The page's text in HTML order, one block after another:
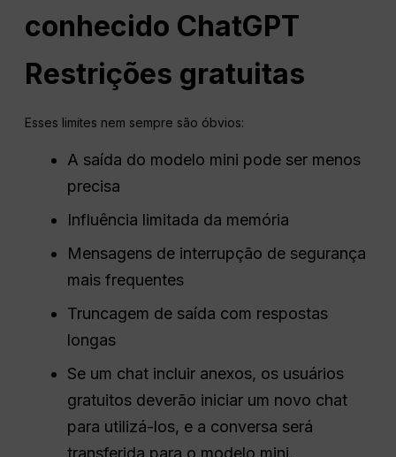
conhecido ChatGPT
Restrições gratuitas
Esses limites nem sempre são óbvios:
A saída do modelo mini pode ser menos
precisa
Influência limitada da memória
Mensagens de interrupção de segurança
mais frequentes
Truncagem de saída com respostas
longas
Se um chat incluir anexos, os usuários
gratuitos deverão iniciar um novo chat
para utilizá-los, e a conversa será
transferida para o modelo mini.